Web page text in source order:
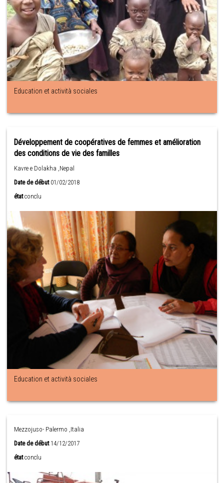
Education et actività sociales
Développement de coopératives de femmes et amélioration
des conditions de vie des familles
Kavre e Dolakha ,Nepal
Date de début01/02/2018
état conclu
Education et actività sociales
Mezzojuso- Palermo ,Italia
Date de début14/12/2017
état conclu